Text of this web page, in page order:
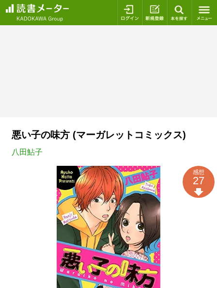
ログイン 新規登録
悪い子の味方 (マーガレットコミックス)
八田鮎子
感想
27